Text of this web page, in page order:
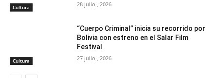
Cultura 28 julio , 2026
Cultura
“Cuerpo Criminal” inicia su recorrido por
Bolivia con estreno en el Salar Film
Festival
27 julio , 2026